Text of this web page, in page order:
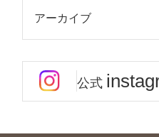
アーカイブ
公式